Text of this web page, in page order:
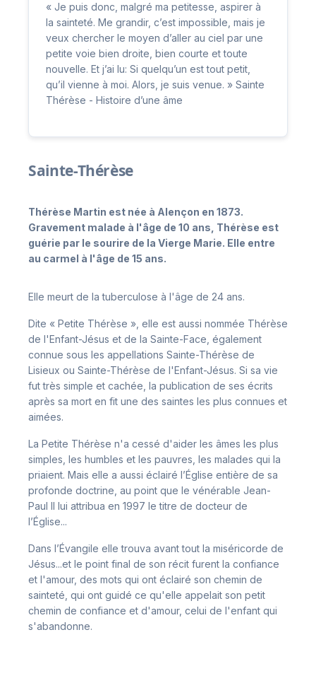
« Je puis donc, malgré ma petitesse, aspirer à
la sainteté. Me grandir, c’est impossible, mais je
veux chercher le moyen d’aller au ciel par une
petite voie bien droite, bien courte et toute
nouvelle. Et j’ai lu: Si quelqu’un est tout petit,
qu’il vienne à moi. Alors, je suis venue. » Sainte
Thérèse - Histoire d’une âme
Sainte-Thérèse
Thérèse Martin est née à Alençon en 1873.
Gravement malade à l'âge de 10 ans, Thérèse est
guérie par le sourire de la Vierge Marie. Elle entre
au carmel à l'âge de 15 ans.
Elle meurt de la tuberculose à l'âge de 24 ans.
Dite « Petite Thérèse », elle est aussi nommée Thérèse
de l'Enfant-Jésus et de la Sainte-Face, également
connue sous les appellations Sainte-Thérèse de
Lisieux ou Sainte-Thérèse de l'Enfant-Jésus. Si sa vie
fut très simple et cachée, la publication de ses écrits
après sa mort en fit une des saintes les plus connues et
aimées.
La Petite Thérèse n'a cessé d'aider les âmes les plus
simples, les humbles et les pauvres, les malades qui la
priaient. Mais elle a aussi éclairé l’Église entière de sa
profonde doctrine, au point que le vénérable Jean-
Paul II lui attribua en 1997 le titre de docteur de
l’Église...
Dans l’Évangile elle trouva avant tout la miséricorde de
Jésus...et le point final de son récit furent la confiance
et l'amour, des mots qui ont éclairé son chemin de
sainteté, qui ont guidé ce qu'elle appelait son petit
chemin de confiance et d'amour, celui de l'enfant qui
s'abandonne.